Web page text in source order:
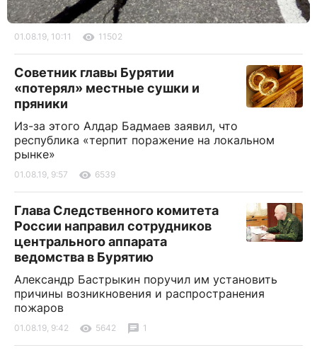
01.08.19, 10:11 11502
Советник главы Бурятии
«потерял» местные сушки и
пряники
Из-за этого Алдар Бадмаев заявил, что
республика «терпит поражение на локальном
рынке»
01.08.19, 9:57 6539
Глава Следственного комитета
России направил сотрудников
центрального аппарата
ведомства в Бурятию
Александр Бастрыкин поручил им установить
причины возникновения и распространения
пожаров
01.08.19, 9:42 5642 1